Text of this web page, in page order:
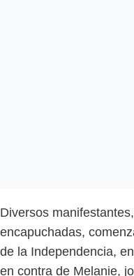
Diversos
encapuchadas,
de la Independencia,
en contra de Melanie,